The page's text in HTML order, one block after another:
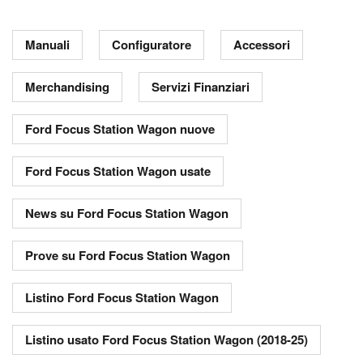
Manuali Configuratore Accessori
Merchandising Servizi Finanziari
Ford Focus Station Wagon nuove
Ford Focus Station Wagon usate
News su Ford Focus Station Wagon
Prove su Ford Focus Station Wagon
Listino Ford Focus Station Wagon
Listino usato Ford Focus Station Wagon (2018-25)